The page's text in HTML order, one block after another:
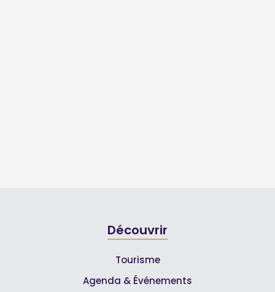
Découvrir
Tourisme
Agenda & Événements